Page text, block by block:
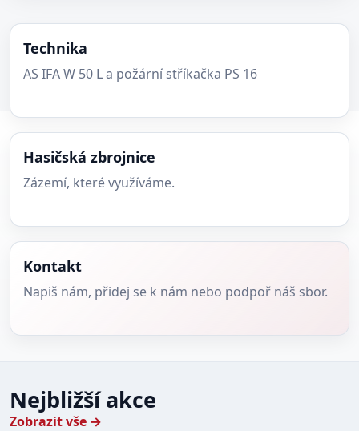
Technika
AS IFA W 50 L a požární stříkačka PS 16
Hasičská zbrojnice
Zázemí, které využíváme.
Kontakt
Napiš nám, přidej se k nám nebo podpoř náš sbor.
Nejbližší akce
Zobrazit vše →